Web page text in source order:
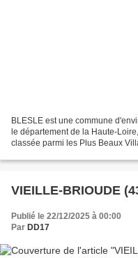
BLESLE est une commune
le département de la Haute-
VIEILLE-BRIOUDE
Publié le 22/12/2025 à 00:00
Par DD17